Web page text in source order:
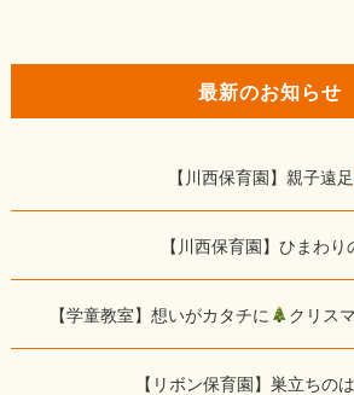
最新のお知らせ
【川西保育園】親子遠足
【川西保育園】ひまわり
【学童教室】想いがカタチに クリス
【リボン保育園】巣立ちの